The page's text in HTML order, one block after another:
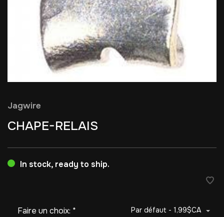
Jagwire
CHAPE-RELAIS
In stock, ready to ship.
Faire un choix: * Par défaut - 1,99$CA